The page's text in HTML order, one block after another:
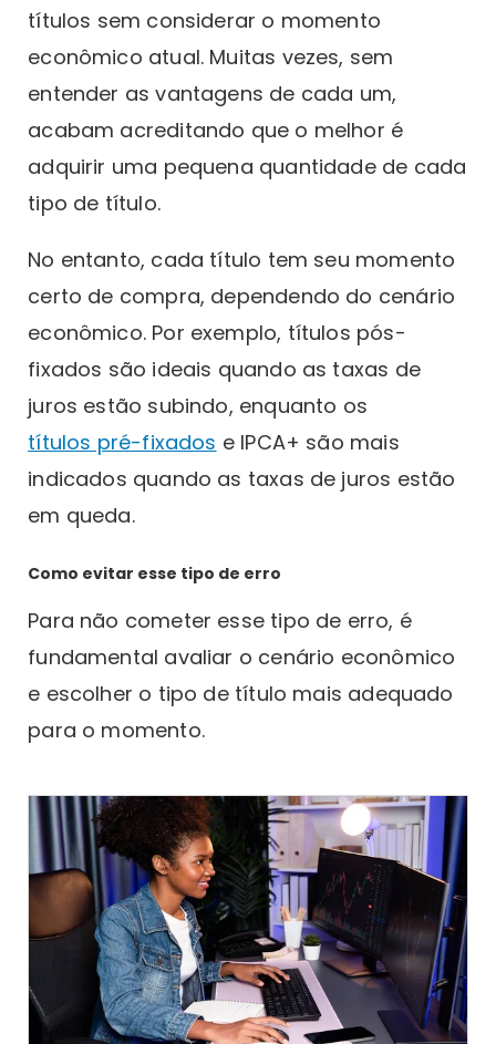
títulos sem considerar o momento
econômico atual. Muitas vezes, sem
entender as vantagens de cada um,
acabam acreditando que o melhor é
adquirir uma pequena quantidade de cada
tipo de título.
No entanto, cada título tem seu momento
certo de compra, dependendo do cenário
econômico. Por exemplo, títulos pós-
fixados são ideais quando as taxas de
juros estão subindo, enquanto os
títulos pré-fixados e IPCA+ são mais
indicados quando as taxas de juros estão
em queda.
Como evitar esse tipo de erro
Para não cometer esse tipo de erro, é
fundamental avaliar o cenário econômico
e escolher o tipo de título mais adequado
para o momento.